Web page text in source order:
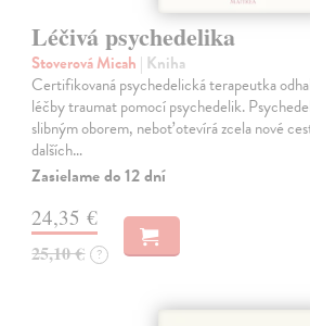
Léčivá psychedelika
Stoverová Micah | Kniha
Certifikovaná psychedelická terapeutka
léčby traumat pomocí psychedelik.
slibným oborem, neboť otevírá zcela nové
dalších…
Zasielame do 12 dní
24,35 €
25,10 € ?